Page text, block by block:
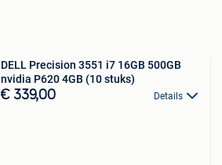
DELL Precision 3551 i7 16GB 500GB
nvidia P620 4GB (10 stuks)
€ 339,00 Details